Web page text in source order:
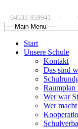
04633-959941 |
Start
Unsere Schule
Kontakt
Das sind
Raumplan
Wer war
Wer